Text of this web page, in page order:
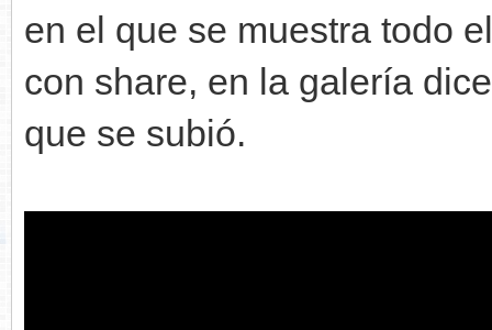
en el que se muestra todo
con share, en la galería
que se subió.